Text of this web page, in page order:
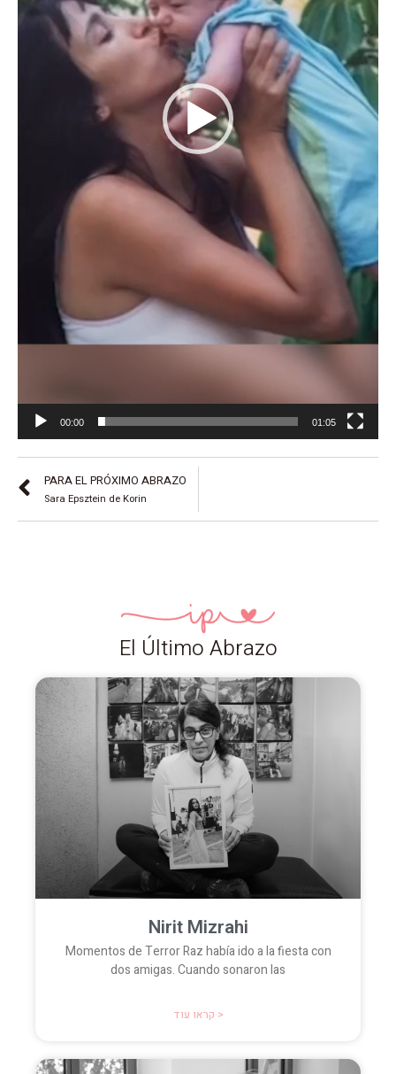
00:00 01:05
PARA EL PRÓXIMO ABRAZO
Sara Epsztein de Korin
El Último Abrazo
Nirit Mizrahi
Momentos de Terror Raz había ido a la fiesta con
dos amigas. Cuando sonaron las
קראו עוד >